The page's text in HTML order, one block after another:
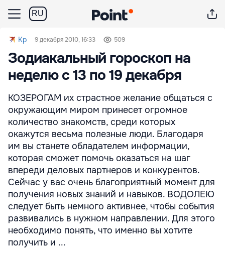
RU
Kp 9 декабря 2010, 16:33 509
Зодиакальный гороскоп на
неделю с 13 по 19 декабря
КОЗЕРОГАМ их страстное желание общаться с
окружающим миром принесет огромное
количество знакомств, среди которых
окажутся весьма полезные люди. Благодаря
им вы станете обладателем информации,
которая сможет помочь оказаться на шаг
впереди деловых партнеров и конкурентов.
Сейчас у вас очень благоприятный момент для
получения новых знаний и навыков. ВОДОЛЕЮ
следует быть немного активнее, чтобы события
развивались в нужном направлении. Для этого
необходимо понять, что именно вы хотите
получить и ...